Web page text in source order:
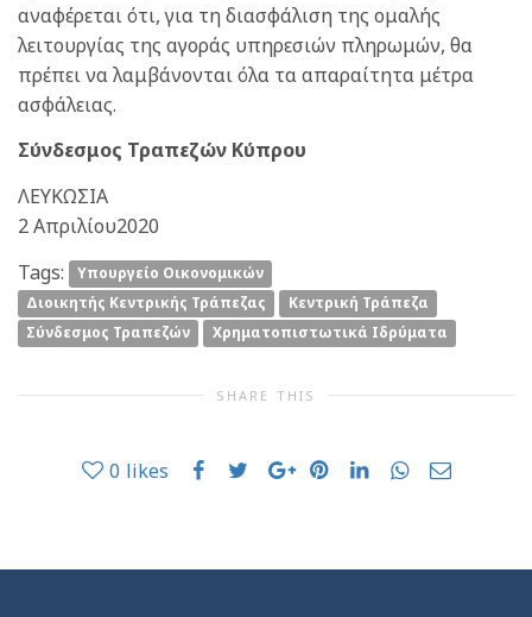
αναφέρεται ότι, για τη διασφάλιση της ομαλής
λειτουργίας της αγοράς υπηρεσιών πληρωμών, θα
πρέπει να λαμβάνονται όλα τα απαραίτητα μέτρα
ασφάλειας.
Σύνδεσμος Τραπεζών Κύπρου
ΛΕΥΚΩΣΙΑ
2 Απριλίου2020
Tags:
Yπουργείο Οικονομικών
Διοικητής Κεντρικής Τράπεζας
Κεντρική Τράπεζα
Σύνδεσμος Τραπεζών
Χρηματοπιστωτικά Ιδρύματα
SHARE THIS
0 likes